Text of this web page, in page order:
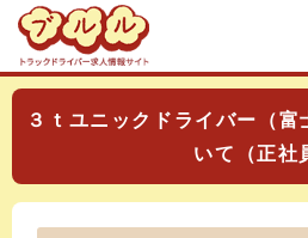
３ｔユニックドライバー（
いて（正社